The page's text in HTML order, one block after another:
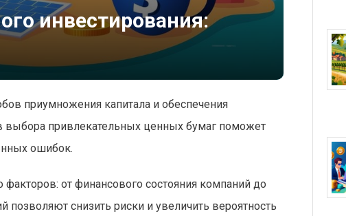
инвестирования:
приумножения капитала и обеспечения
выбора привлекательных ценных бумаг поможет
ошибок.
от финансового состояния компаний до
снизить риски и увеличить вероятность